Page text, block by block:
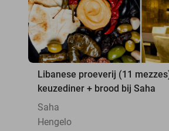
Libanese proeverij (11
keuzediner + brood bij Saha
Saha
Hengelo